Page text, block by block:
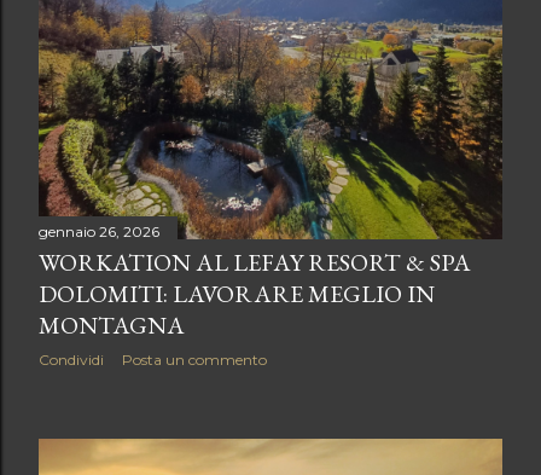
gennaio 26, 2026
WORKATION AL LEFAY RESORT & SPA
DOLOMITI: LAVORARE MEGLIO IN
MONTAGNA
Condividi Posta un commento